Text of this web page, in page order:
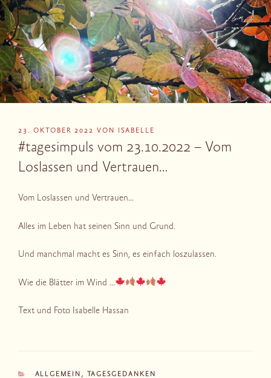
VERÖFFENTLICHT
AM
23. OKTOBER 2022 VON ISABELLE
#tagesimpuls vom 23.10.2022 – Vom
Loslassen und Vertrauen…
Vom Loslassen und Vertrauen…
Alles im Leben hat seinen Sinn und Grund.
Und manchmal macht es Sinn, es einfach loszulassen.
Wie die Blätter im Wind …
Text und Foto Isabelle Hassan
KATEGORIEN
ALLGEMEIN , TAGESGEDANKEN